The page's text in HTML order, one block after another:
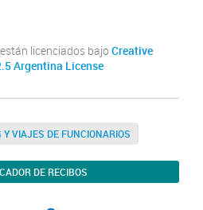
licenciados bajo Creative
Argentina License
Y VIAJES DE FUNCIONARIOS
DE RECIBOS